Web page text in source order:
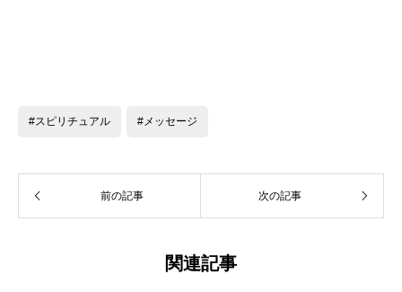
#スピリチュアル #メッセージ
前の記事 次の記事
関連記事